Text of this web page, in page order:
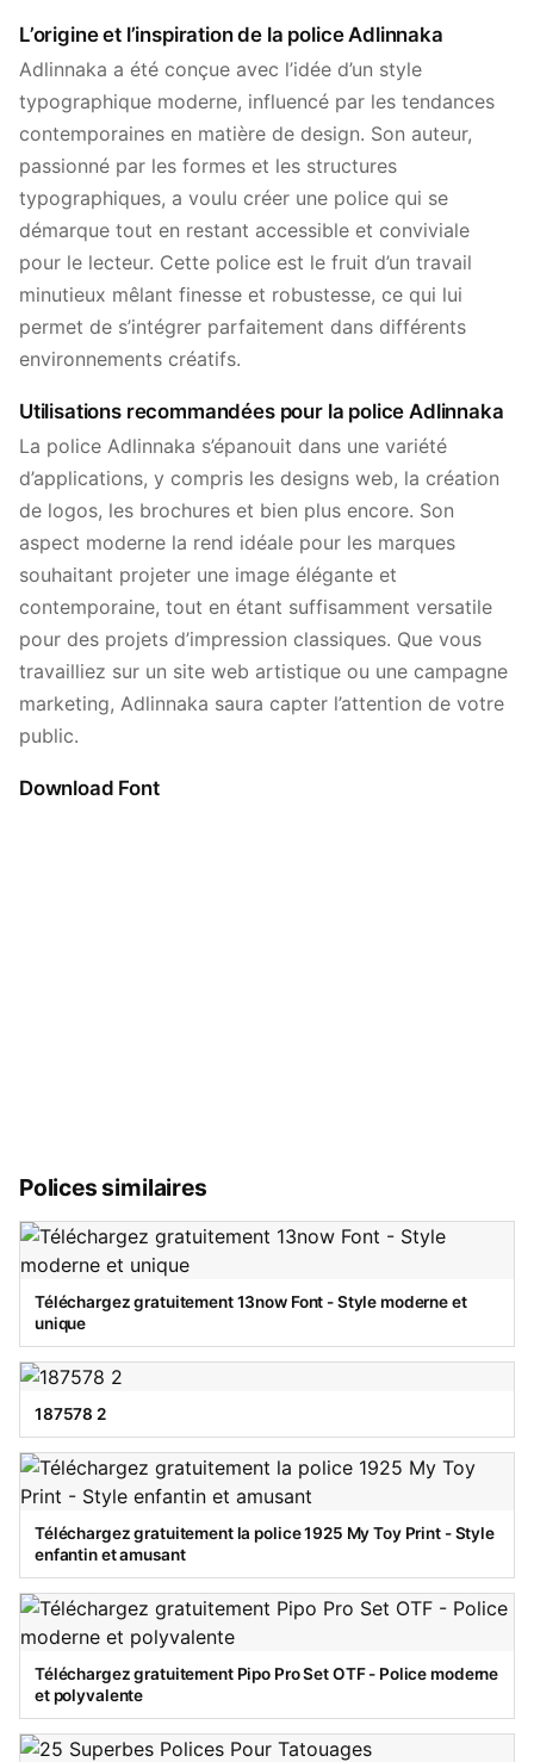
L’origine et l’inspiration de la police Adlinnaka
Adlinnaka a été conçue avec l’idée d’un style
typographique moderne, influencé par les tendances
contemporaines en matière de design. Son auteur,
passionné par les formes et les structures
typographiques, a voulu créer une police qui se
démarque tout en restant accessible et conviviale
pour le lecteur. Cette police est le fruit d’un travail
minutieux mêlant finesse et robustesse, ce qui lui
permet de s’intégrer parfaitement dans différents
environnements créatifs.
Utilisations recommandées pour la police Adlinnaka
La police Adlinnaka s’épanouit dans une variété
d’applications, y compris les designs web, la création
de logos, les brochures et bien plus encore. Son
aspect moderne la rend idéale pour les marques
souhaitant projeter une image élégante et
contemporaine, tout en étant suffisamment versatile
pour des projets d’impression classiques. Que vous
travailliez sur un site web artistique ou une campagne
marketing, Adlinnaka saura capter l’attention de votre
public.
Download Font
Polices similaires
Téléchargez gratuitement 13now Font - Style moderne et
unique
187578 2
Téléchargez gratuitement la police 1925 My Toy Print - Style
enfantin et amusant
Téléchargez gratuitement Pipo Pro Set OTF - Police moderne
et polyvalente